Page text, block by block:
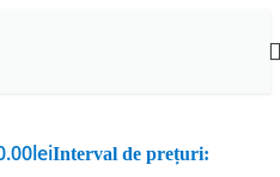
leiInterval de prețuri: